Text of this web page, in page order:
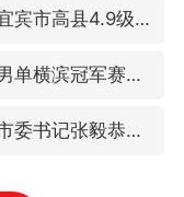
四川宜宾市高县4.9级地震致1人死亡
国乒男单横滨冠军赛全军覆没
泉州市委书记张毅恭被查